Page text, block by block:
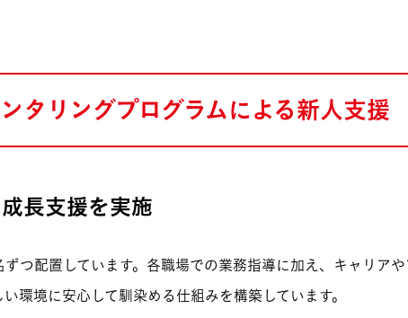
タリングプログラムによる新人支援
長支援を実施
つ配置しています。各職場での業務指導に加え、キャリア
環境に安心して馴染める仕組みを構築しています。